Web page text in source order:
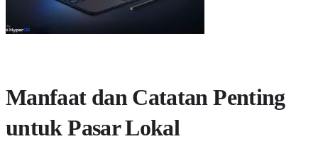
Manfaat dan Catatan Penting
untuk Pasar Lokal